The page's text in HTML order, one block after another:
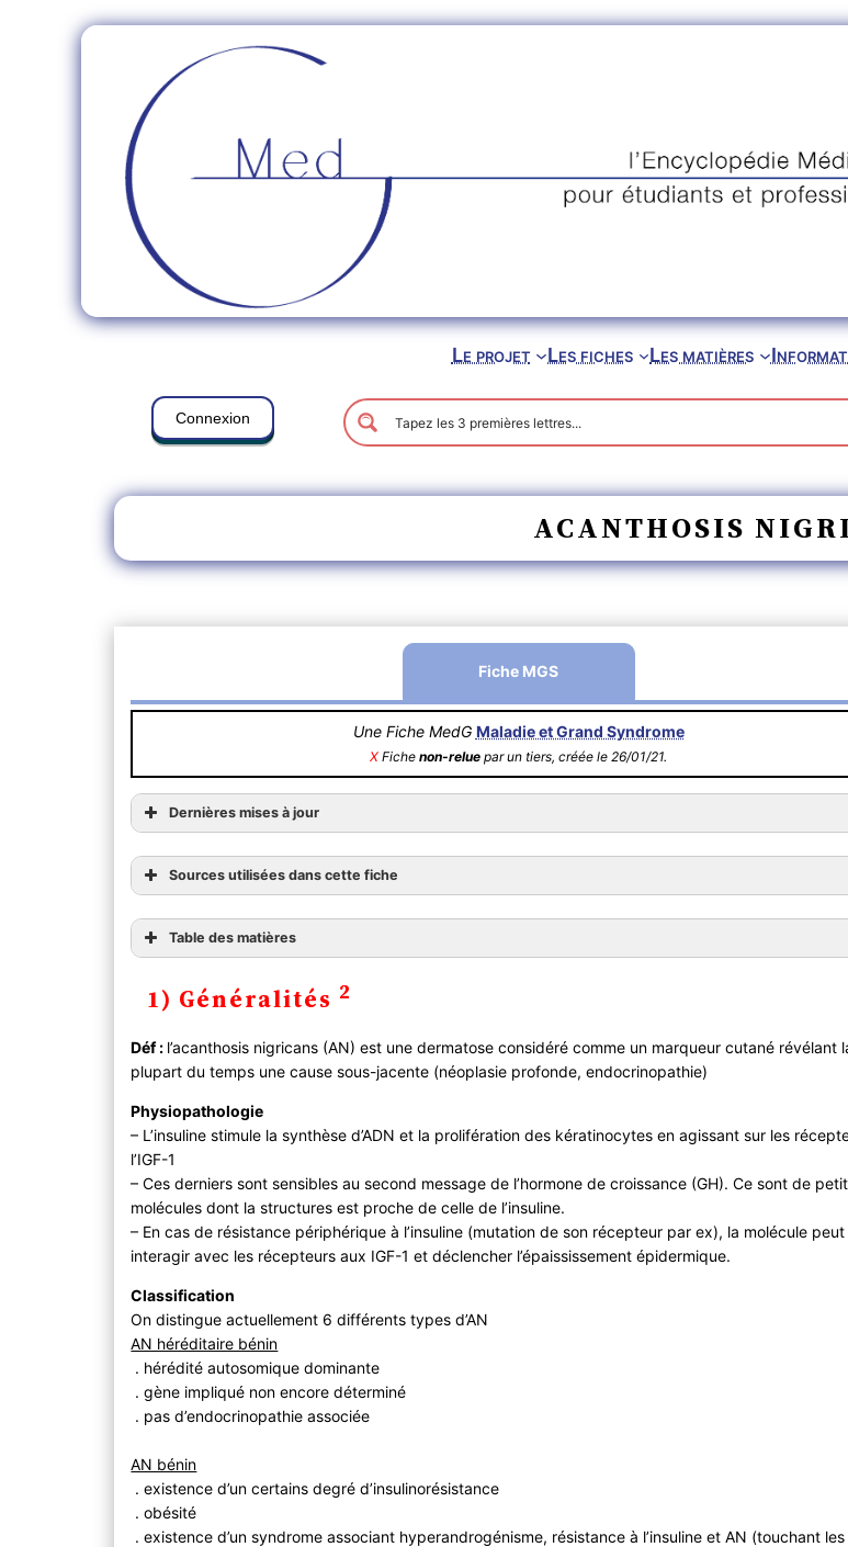
Le projet Les fiches Les matières
Connexion
ACANTHOSIS
Fiche MGS
Une Fiche MedG Maladie et Grand Syndrome
X Fichenon-relue par un tiers, créée le 26/01/21.
Dernières mises à jour
Sources utilisées dans cette fiche
Table des matières
2) Diagnostic
B ) Paraclinique
C ) Diagnostic différentiel
3) Evolution
4) PEC
A ) Bilan initial
B ) Traitement
C) Suivi
1) Généralités 2
Déf : l’acanthosis nigricans (AN) est une dermatose considéré comme un marqueur cutané révélant
plupart du temps une cause sous-jacente (néoplasie profonde, endocrinopathie)
Physiopathologie
– L’insuline stimule la synthèse d’ADN et la prolifération des kératinocytes en agissant sur les
l’IGF-1
– Ces derniers sont sensibles au second message de l’hormone de croissance (GH). Ce sont de
molécules dont la structures est proche de celle de l’insuline.
– En cas de résistance périphérique à l’insuline (mutation de son récepteur par ex), la molécule peut
interagir avec les récepteurs aux IGF-1 et déclencher l’épaississement épidermique.
Classification
On distingue actuellement 6 différents types d’AN
AN héréditaire bénin
. hérédité autosomique dominante
. gène impliqué non encore déterminé
. pas d’endocrinopathie associée
AN bénin
. existence d’un certains degré d’insulinorésistance
. obésité
. existence d’un syndrome associant hyperandrogénisme, résistance à l’insuline et AN (touchant les